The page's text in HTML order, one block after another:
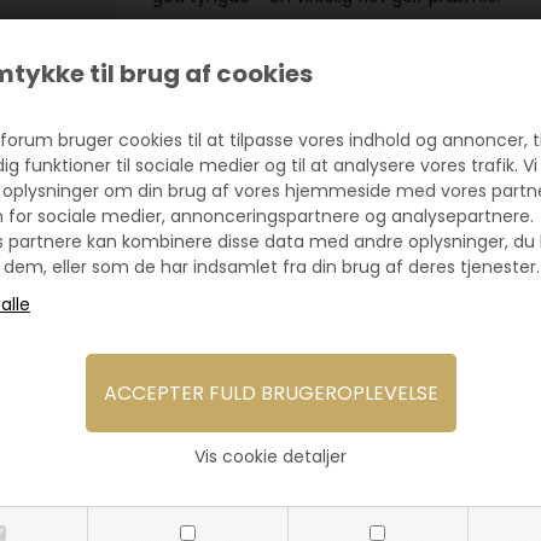
til brug af cookies
bruger cookies til at tilpasse vores indhold og annoncer,
funktioner til sociale medier og til at analysere vores trafik.
om din brug af vores hjemmeside med vores
for sociale medier, annonceringspartnere og analysepartnere.
partnere kan kombinere disse data med andre oplysninger, du
eller som de har indsamlet fra din brug af deres tjenester.
Vis cookie detaljer
Der graveres på et sokkelskilt, som
graveringstekst centreres og sættes pænt
bronze afhængigt af hvilken statuette de
gravering til en fast lav enhedspris pr. skilt.
Altid hurtig levering ved Pokalforum!
også interesseret i